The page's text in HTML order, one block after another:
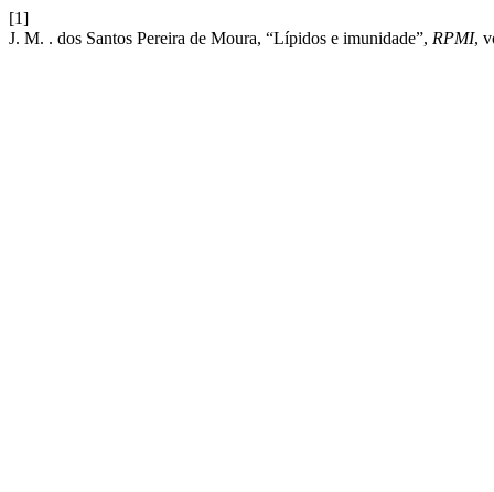
[1]
J. M. . dos Santos Pereira de Moura, “Lípidos e imunidade”, RPMI,